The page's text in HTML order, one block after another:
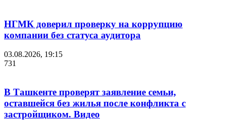
НГМК доверил проверку на коррупцию
компании без статуса аудитора
03.08.2026, 19:15
731
В Ташкенте проверят заявление семьи,
оставшейся без жилья после конфликта с
застройщиком. Видео